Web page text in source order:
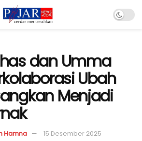
dan Umma
Ubah
Menjadi
Hamna 15 Desember 2025